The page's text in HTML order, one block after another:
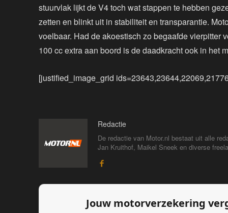
stuurvlak lijkt de V4 toch wat stappen te hebben
zetten en blinkt uit in stabiliteit en transparantie.
voelbaar. Had de akoestisch zo begaafde vierpitter
100 cc extra aan boord is de daadkracht ook in het
[justified_image_grid
Redactie
De redactie van Motor.nl bestaat uit alle
Jan Kruithof, Maikel Sneek en diverse